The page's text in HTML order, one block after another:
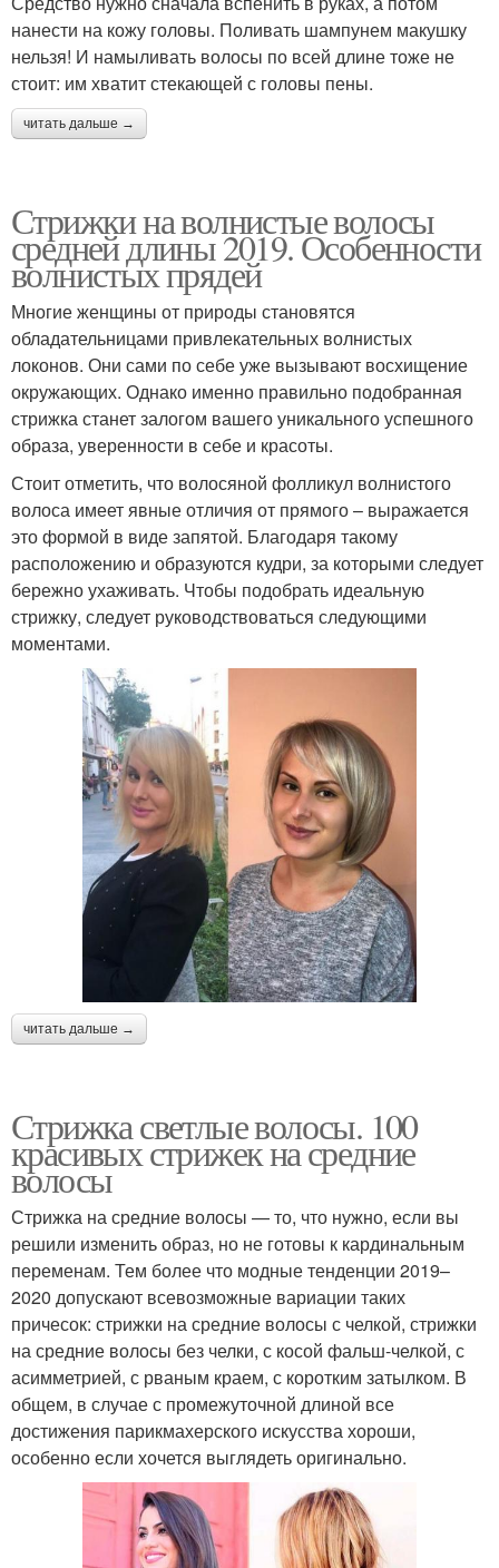
нанести на кожу головы. Поливать шампунем макушку
нельзя! И намыливать волосы по всей длине тоже не
стоит: им хватит стекающей с головы пены.
читать дальше →
Стрижки на волнистые волосы
средней длины 2019. Особенности
волнистых прядей
Многие женщины от природы становятся
обладательницами привлекательных волнистых
локонов. Они сами по себе уже вызывают восхищение
окружающих. Однако именно правильно подобранная
стрижка станет залогом вашего уникального успешного
образа, уверенности в себе и красоты.
Стоит отметить, что волосяной фолликул волнистого
волоса имеет явные отличия от прямого – выражается
это формой в виде запятой. Благодаря такому
расположению и образуются кудри, за которыми следует
бережно ухаживать. Чтобы подобрать идеальную
стрижку, следует руководствоваться следующими
моментами.
читать дальше →
Стрижка светлые волосы. 100
красивых стрижек на средние
волосы
Стрижка на средние волосы — то, что нужно, если вы
решили изменить образ, но не готовы к кардинальным
переменам. Тем более что модные тенденции 2019–
2020 допускают всевозможные вариации таких
причесок: стрижки на средние волосы с челкой, стрижки
на средние волосы без челки, с косой фальш-челкой, с
асимметрией, с рваным краем, с коротким затылком. В
общем, в случае с промежуточной длиной все
достижения парикмахерского искусства хороши,
особенно если хочется выглядеть оригинально.